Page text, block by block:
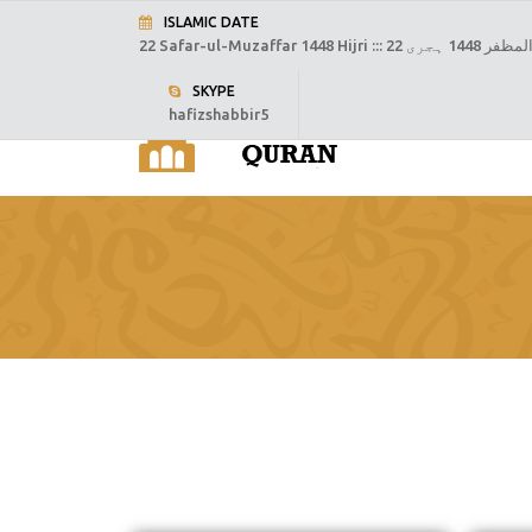
ISLAMIC DATE
22 Safar-ul-Muzaffar 1448 Hijri ::: 1448 ہجری
SKYPE
hafizshabbir5